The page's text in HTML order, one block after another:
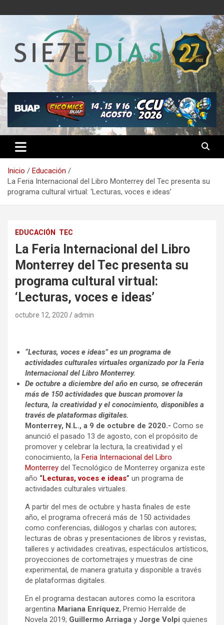
al
Semanario 7 Días
Inicio
Educación
La Feria Internacional del Libro Monterrey del Tec presenta su
programa cultural virtual: ‘Lecturas, voces e ideas’
EDUCACIÓN TEC
La Feria Internacional del Libro
Monterrey del Tec presenta su
programa cultural virtual:
‘Lecturas, voces e ideas’
octubre 12, 2020 admin
“Lecturas, voces e ideas” es un programa de
actividades culturales virtuales organizado por la Feria
Internacional del Libro Monterrey.
De octubre a diciembre del año en curso, se ofrecerán
más de 150 actividades que buscan promover la
lectura, la creatividad y el conocimiento, disponibles a
través de plataformas digitales.
Monterrey, N.L., a 9 de octubre de 2020.- Como se
anunció el pasado 13 de agosto, con el propósito de
promover y celebrar la lectura, la creatividad y el
conocimiento, la Feria Internacional del Libro
Monterrey del Tecnológico de Monterrey organiza este
año “Lecturas, voces e ideas” un programa de
actividades culturales virtuales.
A partir del mes de octubre y hasta finales de este
año, el programa ofrecerá más de 150 actividades
como conferencias, diálogos y charlas con autores;
lecturas de obras y presentaciones de libros y revistas,
talleres y actividades creativas, espectáculos artísticos,
proyecciones de cortometrajes y muestras de cine
experimental, de manera gratuita y disponible a través
de plataformas digitales.
En el programa destacan autores como la escritora
argentina Mariana Enríquez, Premio Herralde de
Novela 2019; Guillermo Arriaga y Jorge Volpi quienes